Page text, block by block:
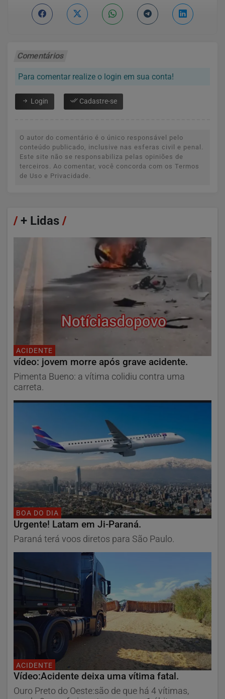
Comentários
Para comentar realize o login em sua conta!
Login Cadastre-se
O autor do comentário é o único responsável pelo
conteúdo publicado, inclusive nas esferas civil e penal.
Este site não se responsabiliza pelas opiniões de
terceiros. Ao comentar, você concorda com os Termos
de Uso e Privacidade.
/ + Lidas /
ACIDENTE
vídeo: jovem morre após grave acidente.
Pimenta Bueno: a vítima colidiu contra uma
carreta.
BOA DO DIA
Urgente! Latam em Ji-Paraná.
Paraná terá voos diretos para São Paulo.
ACIDENTE
Vídeo:Acidente deixa uma vítima fatal.
Ouro Preto do Oeste:são de que há 4 vítimas,